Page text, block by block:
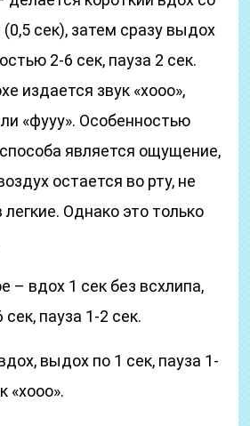
сек), затем сразу выдох
2-6 сек, пауза 2 сек.
издается звук «хооо»,
«фууу». Особенностью
является ощущение,
остается во рту, не
легкие. Однако это только
– вдох 1 сек без всхлипа,
пауза 1-2 сек.
выдох по 1 сек, пауза 1-
«хооо».